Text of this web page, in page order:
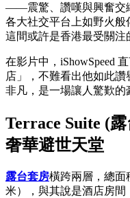
——震驚、讚嘆與興奮交
各大社交平台上如野火
這間或許是香港最受關注
在影片中，iShowSpeed
店」，不難看出他如此
非凡，是一場讓人驚歎的
Terrace Suite (
奢華避世天堂
露台套房橫跨兩層，總面
米），與其說是酒店房